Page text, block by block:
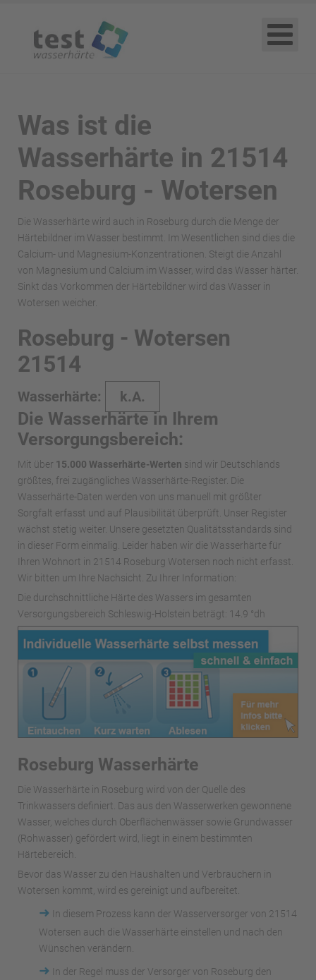
Was ist die
Wasserhärte in 21514
Roseburg - Wotersen
Die Wasserhärte wird auch in Roseburg durch die Menge der
Härtebildner im Wasser bestimmt. Im Wesentlichen sind dies die
Calcium- und Magnesium-Konzentrationen. Steigt die Anzahl
von Magnesium und Calcium im Wasser, wird das Wasser härter.
Sinkt das Vorkommen der Härtebildner wird das Wasser in
Wotersen weicher.
Roseburg - Wotersen
21514
Wasserhärte: k.A.
Die Wasserhärte in Ihrem
Versorgungsbereich:
Mit über 15.000 Wasserhärte-Werten sind wir Deutschlands
größtes, frei zugängliches Wasserhärte-Register. Die
Wasserhärte-Daten werden von uns manuell mit größter
Sorgfalt erfasst und auf Plausibilität überprüft. Unser Register
wächst stetig weiter. Unsere gesetzten Qualitätsstandards sind
in dieser Form einmalig. Leider haben wir die Wasserhärte für
Ihren Wohnort in 21514 Roseburg Wotersen noch nicht erfasst.
Wir bitten um Ihre Nachsicht. Zu Ihrer Information:
Die durchschnittliche Härte des Wassers im gesamten
Versorgungsbereich Schleswig-Holstein beträgt: 14.9 °dh
Roseburg Wasserhärte
Die Wasserhärte in Roseburg wird von der Quelle des
Trinkwassers definiert. Das aus den Wasserwerken gewonnene
Wasser, welches durch Oberflächenwässer sowie Grundwasser
(Rohwasser) gefördert wird, liegt in einem bestimmten
Härtebereich.
Bevor das Wasser zu den Haushalten und Verbrauchern in
Wotersen kommt, wird es gereinigt und aufbereitet.
➜
In diesem Prozess kann der Wasserversorger von 21514
Wotersen auch die Wasserhärte einstellen und nach den
Wünschen verändern.
➜
In der Regel muss der Versorger von Roseburg den